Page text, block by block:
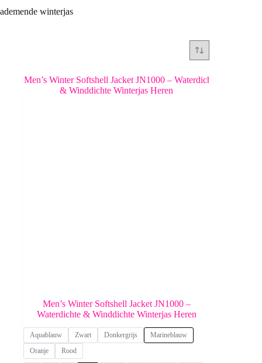
ademende winterjas
Men’s Winter Softshell Jacket JN1000 –
Waterdichte & Winddichte Winterjas Heren
Aquablauw Zwart Donkergrijs
Marineblauw
Oranje
Rood